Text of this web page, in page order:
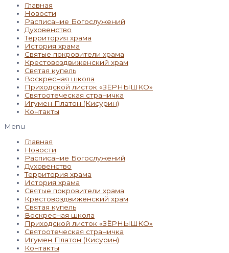
Главная
Новости
Расписание Богослужений
Духовенство
Территория храма
История храма
Святые покровители храма
Крестовоздвиженский храм
Святая купель
Воскресная школа
Приходской листок «ЗЁРНЫШКО»
Святоотеческая страничка
Игумен Платон (Кисурин)
Контакты
Menu
Главная
Новости
Расписание Богослужений
Духовенство
Территория храма
История храма
Святые покровители храма
Крестовоздвиженский храм
Святая купель
Воскресная школа
Приходской листок «ЗЁРНЫШКО»
Святоотеческая страничка
Игумен Платон (Кисурин)
Контакты